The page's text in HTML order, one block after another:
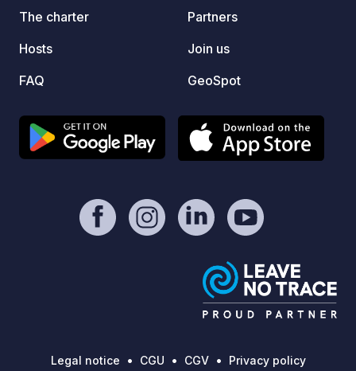
The charter
Hosts
FAQ
Partners
Join us
GeoSpot
Legal notice CGU CGV Privacy policy